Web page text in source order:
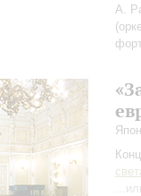
А.